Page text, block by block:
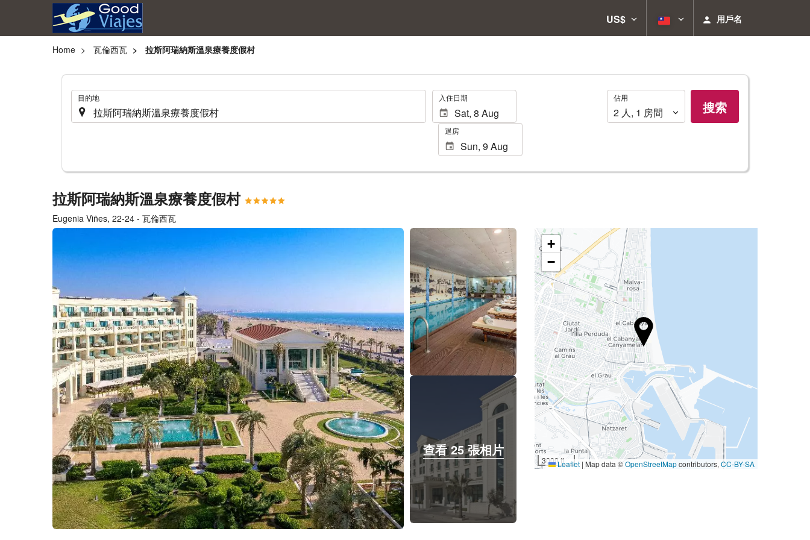
US$ 用戶名
Home 瓦倫西瓦 拉斯阿瑞納斯溫泉療養度假村
. 目的地 . 入住日期
退房
佔
用
佔用
2 人, 1 房間 搜索
拉斯阿瑞納斯溫泉療養度假村
Eugenia Viñes, 22-24 - 瓦倫西瓦
查看 25 張相片
查看 25 張相片
+
−
3000 ftLeaflet | Map data ©OpenStreetMapcontributors, CC-BY-SA